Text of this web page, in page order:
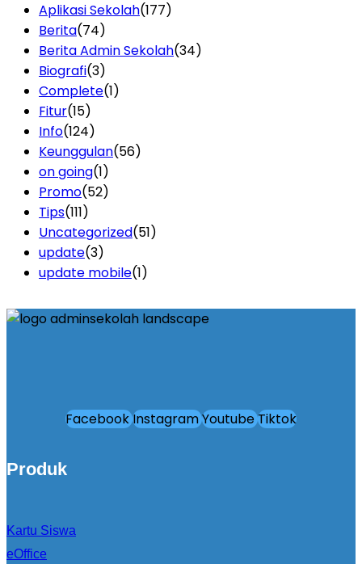
Aplikasi Sekolah(177)
Berita(74)
Berita Admin Sekolah(34)
Biografi(3)
Complete(1)
Fitur(15)
Info(124)
Keunggulan(56)
on going(1)
Promo(52)
Tips(111)
Uncategorized(51)
update(3)
update mobile(1)
FacebookInstagramYoutubeTiktok
Produk
Kartu Siswa
eOffice